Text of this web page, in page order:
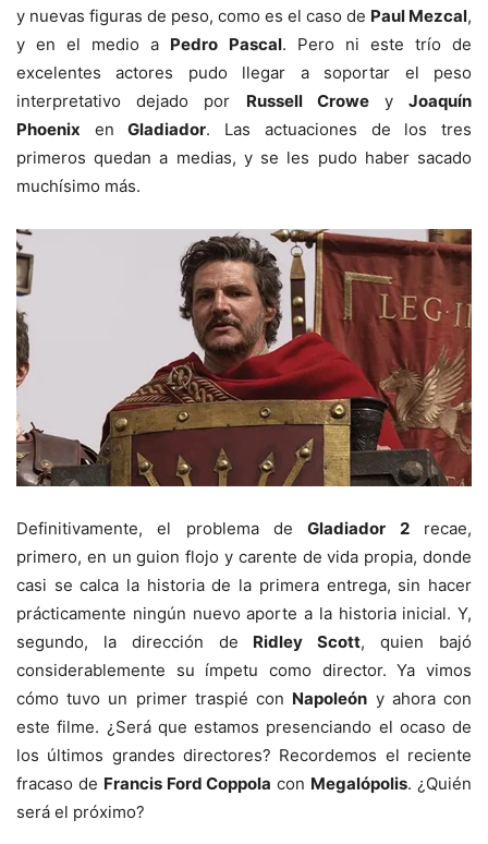
y nuevas figuras de peso, como es el caso de Paul Mezcal,
y en el medio a Pedro Pascal. Pero ni este trío de
excelentes actores pudo llegar a soportar el peso
interpretativo dejado por Russell CroweyJoaquín
Phoenix enGladiador. Las actuaciones de los tres
primeros quedan a medias, y se les pudo haber sacado
muchísimo más.
Definitivamente, el problema deGladiador 2recae,
primero, en un guion flojo y carente de vida propia, donde
casi se calca la historia de la primera entrega, sin hacer
prácticamente ningún nuevo aporte a la historia inicial. Y,
segundo, la dirección de Ridley Scott, quien bajó
considerablemente su ímpetu como director. Ya vimos
cómo tuvo un primer traspié con Napoleón y ahora con
este filme. ¿Será que estamos presenciando el ocaso de
los últimos grandes directores? Recordemos el reciente
fracaso de Francis Ford Coppola con Megalópolis. ¿Quién
será el próximo?